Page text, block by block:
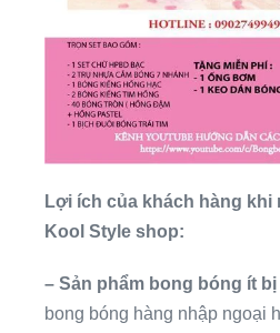
Lợi ích của khách hàng khi
Kool Style shop:
– Sản phẩm bong bóng ít bị
bong bóng hàng nhập ngoại